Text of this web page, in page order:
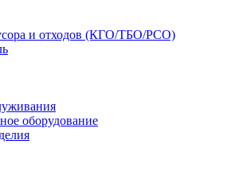
и отходов (КГО/ТБО/РСО)
оборудование